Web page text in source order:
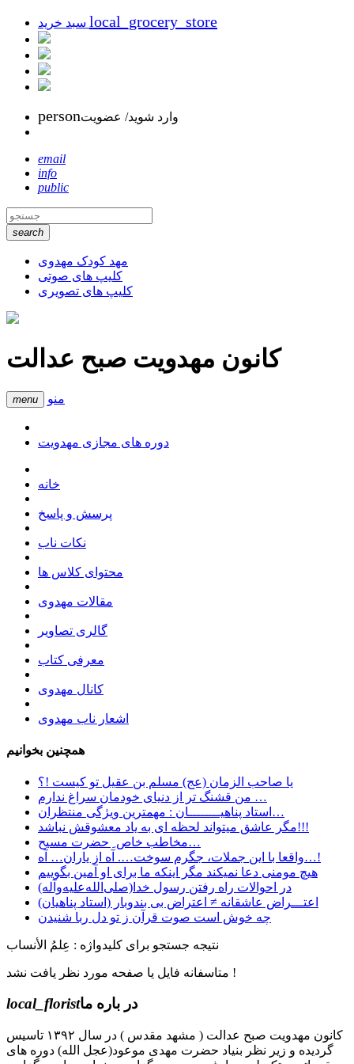
local_grocery_store
personوارد شوید/ عضویت
email
info
public
search
مهد کودک مهدوی
کلیپ های صوتی
کلیپ های تصویری
کانون مهدویت صبح عدالت
menu منو
دوره های مجازی مهدویت
خانه
پرسش و پاسخ
نکات ناب
محتوای کلاس ها
مقالات مهدوی
گالری تصاویر
معرفی کتاب
کانال مهدوی
اشعار ناب مهدوی
همچنین بخوانیم
یا صاحب الزمان (عج) مسلم بن عقیل تو کیست !؟
ﻣﻦ ﻗﺸﻨﮓ ﺗﺮ ﺍﺯ ﺩﻧﯿﺎﯼ ﺧﻮﺩﻣﺎﻥ ﺳﺮﺍﻍ ﻧﺪﺍﺭﻡ …
استاد پناهیــــــــان : مهمترین ویژگی منتظران…
مگر عاشق میتواند لحظه ای به یاد معشوقش نباشد!!!
مخاطب خاص ِ حضرت مسیح…
واقعا با این جملات، جگرم سوخت…. آه از یاران… آه…!
هیچ مومنی دعا نمیکند مگر اینکه ما برای او آمین بگوییم
در احوالات راه رفتن رسول خدا(صلی‌الله‌علیه‌وآله)
اعتـــراض عاشقانه ≠ اعتراض بی بندوبار (استاد پناهیان)
چه خوش است صوت قرآن ز تو دل ربا شنیدن
نتیجه جستجو برای کلیدواژه : عِلمُ الأنساب
متاسفانه فایل یا صفحه مورد نظر یافت نشد !
local_floristدر باره ما
کانون مهدویت صبح عدالت ( مشهد مقدس ) در سال ۱۳۹۲ تاسیس
گردیده و زیر نظر بنیاد حضرت مهدی موعود(عجل الله) دوره های